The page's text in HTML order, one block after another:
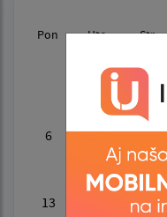
Pon Uto Str
1
6 7 8
13 15